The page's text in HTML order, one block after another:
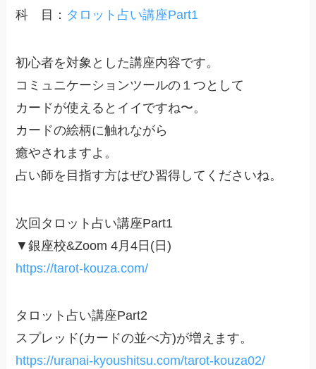
科 目： タロット占い講座Part1
初心者を対象とした講座内容です。
コミュニケーションツールの１つとして
カードが使えるとイイですね〜。
カードの絵柄に触れながら
癒やされますよ。
占い師を目指す方はぜひ習得してくださいね。
次回タロット占い講座Part1
▼銀座校&Zoom 4月4日(日)
https://tarot-kouza.com/
タロット占い講座Part2
スプレッド(カードの並べ方)が増えます。
https://uranai-kyoushitsu.com/tarot-kouza02/